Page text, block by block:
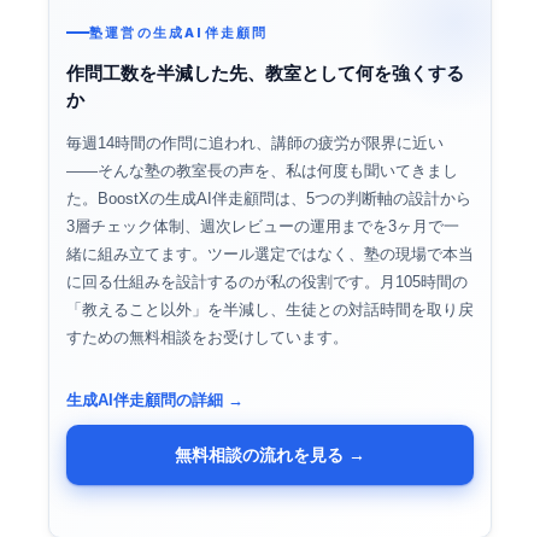
塾運営の生成AI伴走顧問
作問工数を半減した先、教室として何を強くする
か
毎週14時間の作問に追われ、講師の疲労が限界に近い
——そんな塾の教室長の声を、私は何度も聞いてきまし
た。BoostXの生成AI伴走顧問は、5つの判断軸の設計から
3層チェック体制、週次レビューの運用までを3ヶ月で一
緒に組み立てます。ツール選定ではなく、塾の現場で本当
に回る仕組みを設計するのが私の役割です。月105時間の
「教えること以外」を半減し、生徒との対話時間を取り戻
すための無料相談をお受けしています。
生成AI伴走顧問の詳細 →
無料相談の流れを見る →